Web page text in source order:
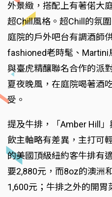
外景緻，搭配上有著偌大
超Chill風格。超Chill的氛
庭院的戶外吧台有調酒師
fashioned老時髦、Martini
與臺虎精釀聯名合作的派
夏夜晚風，在庭院喝著酒
受。
提及牛排，「Amber Hill
飲主軸略有差異，主打可
的美國頂級紐約客牛排有
要2,880元，而8oz的澳洲
1,600元；牛排之外的開